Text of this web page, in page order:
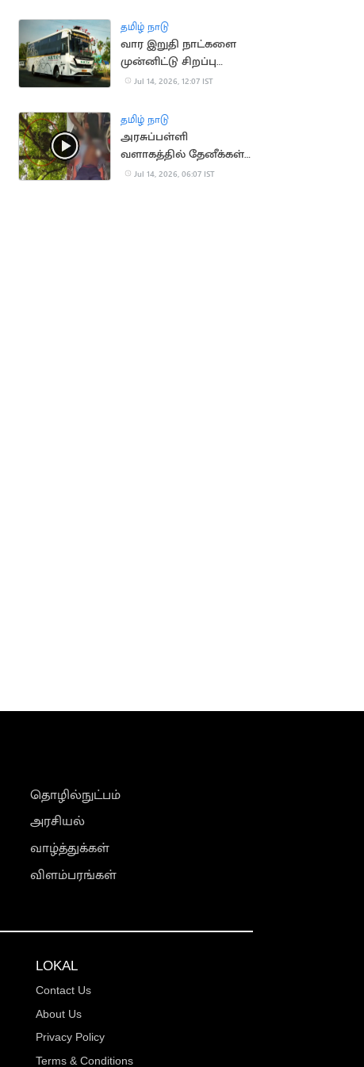
தமிழ் நாடு
வார இறுதி நாட்களை
முன்னிட்டு சிறப்பு
பேருந்துகள் இயக்கம்
Jul 14, 2026, 12:07 IST
தமிழ் நாடு
அரசுப்பள்ளி
வளாகத்தில் தேனீக்கள்
கொட்டி 50
Jul 14, 2026, 06:07 IST
தொழில்நுட்பம்
அரசியல்
வாழ்த்துக்கள்
விளம்பரங்கள்
LOKAL
Contact Us
About Us
Privacy Policy
Terms & Conditions